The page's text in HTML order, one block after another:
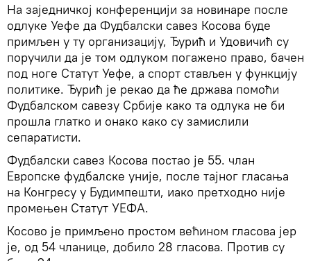
На заједничкој конференцији за новинаре после
одлуке Уефе да Фудбалски савез Косова буде
примљен у ту организацију, Ђурић и Удовичић су
поручили да је том одлуком погажено право, бачен
под ноге Статут Уефе, а спорт стављен у функцију
политике. Ђурић је рекао да ће држава помоћи
Фудбалском савезу Србије како та одлука не би
прошла глатко и онако како су замислили
сепаратисти.
Фудбалски савез Косова постао је 55. члан
Европске фудбалске уније, после тајног гласања
на Конгресу у Будимпешти, иако претходно није
промењен Статут УЕФА.
Косово је примљено простом већином гласова јер
је, од 54 чланице, добило 28 гласова. Против су